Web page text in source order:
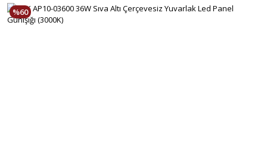
%60